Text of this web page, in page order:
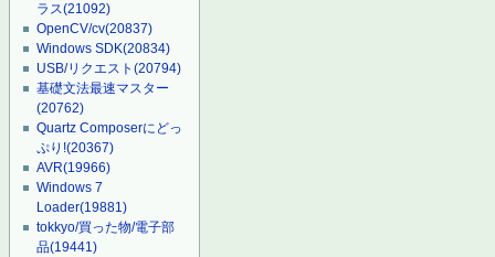
ラス(21092)
OpenCV/cv(20837)
Windows SDK(20834)
USB/リクエスト(20794)
基礎文法最速マスター
(20762)
Quartz Composerにどっ
ぷり!(20367)
AVR(19966)
Windows 7
Loader(19881)
tokkyo/買った物/電子部
品(19441)